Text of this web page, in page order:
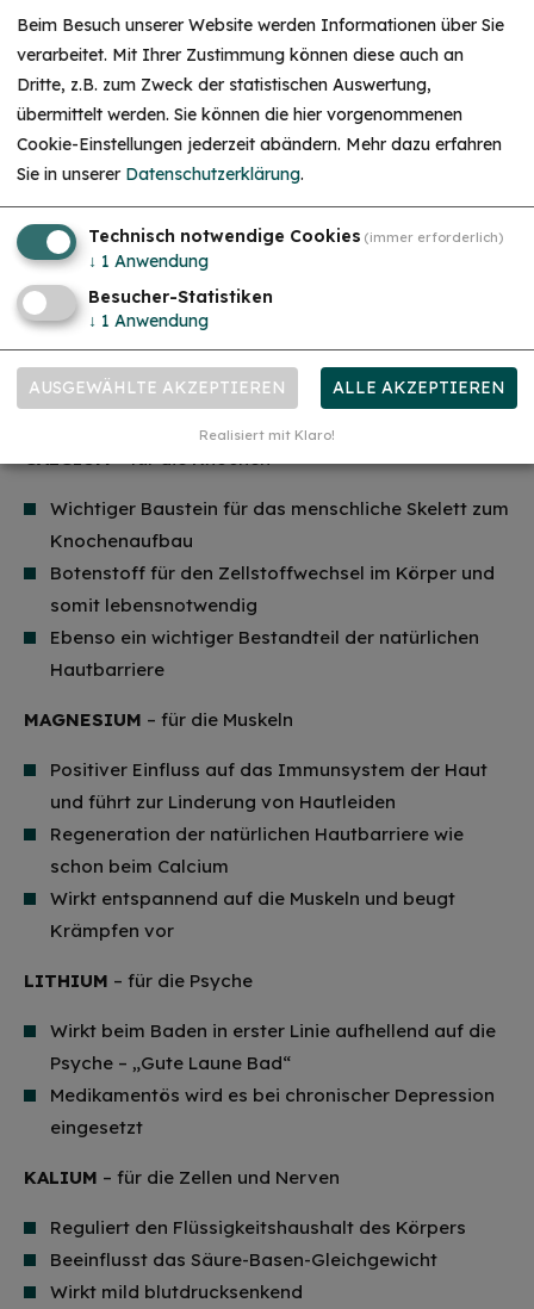
anschließendem Fußbad
4. Ruhe, Erholung und Genuss
Ruhen mit unserer Lichttherapie
Entspannung in unserer Infrarot- Kabine
Erholung auf unseren Liegen und Schaukelliegen
Genuss von frischen, vitaminreichen Speisen und
Getränken im Thermenrestaurant oder an der
Wasserbar
Besuch unserer Salzlounge
MINERALIEN UND IHRE WIRKUNGEN
CALCIUM– für die Knochen
Wichtiger Baustein für das menschliche Skelett zum
Knochenaufbau
Botenstoff für den Zellstoffwechsel im Körper und
somit lebensnotwendig
Ebenso ein wichtiger Bestandteil der natürlichen
Hautbarriere
MAGNESIUM – für die Muskeln
Positiver Einfluss auf das Immunsystem der Haut
und führt zur Linderung von Hautleiden
Regeneration der natürlichen Hautbarriere wie
schon beim Calcium
Wirkt entspannend auf die Muskeln und beugt
Krämpfen vor
LITHIUM – für die Psyche
Wirkt beim Baden in erster Linie aufhellend auf die
Psyche – „Gute Laune Bad“
Medikamentös wird es bei chronischer Depression
eingesetzt
KALIUM – für die Zellen und Nerven
Reguliert den Flüssigkeitshaushalt des Körpers
Beeinflusst das Säure-Basen-Gleichgewicht
Wirkt mild blutdrucksenkend
Beim Besuch unserer Website werden Informationen über Sie
verarbeitet. Mit Ihrer Zustimmung können diese auch an
Dritte, z.B. zum Zweck der statistischen Auswertung,
übermittelt werden. Sie können die hier vorgenommenen
Cookie-Einstellungen jederzeit abändern. Mehr dazu erfahren
Sie in unserer Datenschutzerklärung.
Technisch notwendige Cookies (immer erforderlich)
↓ 1 Anwendung
Besucher-Statistiken
↓ 1 Anwendung
AUSGEWÄHLTE AKZEPTIEREN ALLE AKZEPTIEREN
Realisiert mit Klaro!